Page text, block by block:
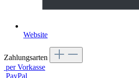
Website
Zahlungsarten
per Vorkasse
PayPal